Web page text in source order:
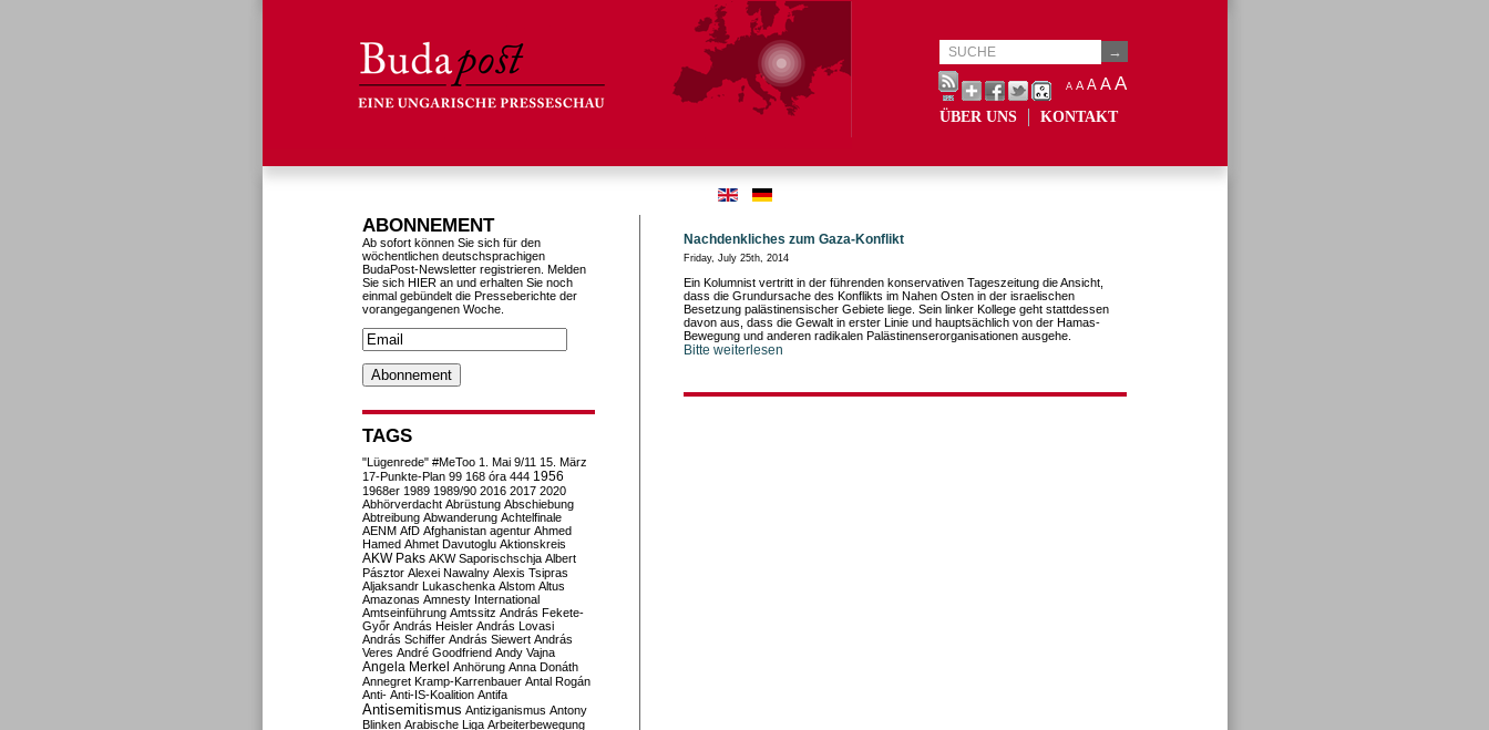
A A A AA
ÜBER UNS KONTAKT
Nachdenkliches zum Gaza-Konflikt
Friday, July 25th, 2014
Ein Kolumnist vertritt in der führenden konservativen Tageszeitung die Ansicht,
dass die Grundursache des Konflikts im Nahen Osten in der israelischen
Besetzung palästinensischer Gebiete liege. Sein linker Kollege geht stattdessen
davon aus, dass die Gewalt in erster Linie und hauptsächlich von der Hamas-
Bewegung und anderen radikalen Palästinenserorganisationen ausgehe.
Bitte weiterlesen
ABONNEMENT
Ab sofort können Sie sich für den
wöchentlichen deutschsprachigen
BudaPost-Newsletter registrieren. Melden
Sie sich HIER an und erhalten Sie noch
einmal gebündelt die Presseberichte der
vorangegangenen Woche.
TAGS
"Lügenrede" #MeToo 1. Mai 9/11 15. März
17-Punkte-Plan 99 168 óra 444 1956
1968er 1989 1989/90 2016 2017 2020
Abhörverdacht Abrüstung Abschiebung
Abtreibung Abwanderung Achtelfinale
AENM AfD Afghanistan agentur Ahmed
Hamed Ahmet Davutoglu Aktionskreis
AKW Paks AKW Saporischschja Albert
Pásztor Alexei Nawalny Alexis Tsipras
Aljaksandr Lukaschenka Alstom Altus
Amazonas Amnesty International
Amtseinführung Amtssitz András Fekete-
Győr András Heisler András Lovasi
András Schiffer András Siewert András
Veres André Goodfriend Andy Vajna
Angela Merkel Anhörung Anna Donáth
Annegret Kramp-Karrenbauer Antal Rogán
Anti- Anti-IS-Koalition Antifa
Antisemitismus Antiziganismus Antony
Blinken Arabische Liga Arbeiterbewegung